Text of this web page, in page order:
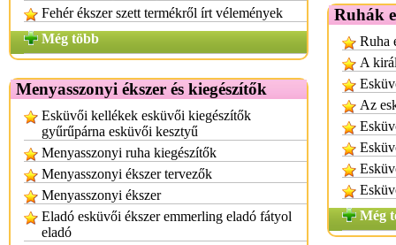
Fehér ékszer szett termékről írt vélemények
Még több
Menyasszonyi ékszer és kiegészítők
Esküvői kellékek esküvői kiegészítők
gyűrűpárna esküvői kesztyű
Menyasszonyi ruha kiegészítők
Menyasszonyi ékszer tervezők
Menyasszonyi ékszer
Eladó esküvői ékszer emmerling eladó fátyol
eladó
Ruhák
Ruha
A
Az
Még